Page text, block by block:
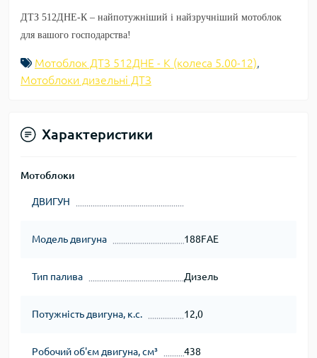
ДТЗ 512ДНЕ-К – найпотужніший і найзручніший мотоблок
для вашого господарства!
Мотоблок ДТЗ 512ДНЕ - К (колеса 5.00-12),
Мотоблоки дизельні ДТЗ
Характеристики
Мотоблоки
ДВИГУН
Модель двигуна 188FАЕ
Тип палива Дизель
Потужність двигуна, к.с. 12,0
Робочий об'єм двигуна, см³ 438